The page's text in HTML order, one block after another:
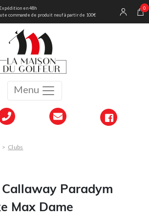
Menu
Expédition en 48h
commande de produit neuf à partir de 100€
0
> Clubs
Paradym
Max Dame